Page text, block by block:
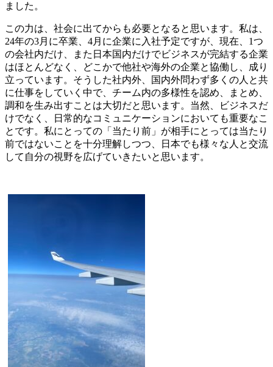
ました。
この力は、社会に出てからも必要となると思います。私は、
24年の3月に卒業、4月に企業に入社予定ですが、現在、1つ
の会社内だけ、また日本国内だけでビジネスが完結する企業
はほとんどなく、どこかで他社や海外の企業と協働し、成り
立っています。そうした社内外、国内外問わず多くの人と共
に仕事をしていく中で、チーム内の多様性を認め、まとめ、
調和を生み出すことは大切だと思います。当然、ビジネスだ
けでなく、日常的なコミュニケーションにおいても重要なこ
とです。私にとっての「当たり前」が相手にとっては当たり
前ではないことを十分理解しつつ、日本でも様々な人と交流
して自分の視野を広げていきたいと思います。